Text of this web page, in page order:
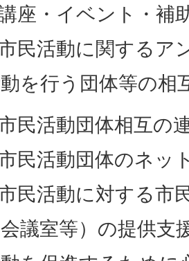
座・イベント・補
民活動に関するア
を行う団体等の相
民活動団体相互の
民活動団体のネッ
民活動に対する市
議室等）の提供支